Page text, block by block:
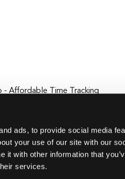
ads, to provide social media
your use of our site with our
it with other information that
services.
- Affordable Time Tracking